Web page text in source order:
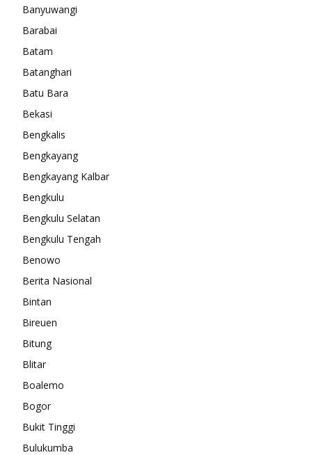
Banyuwangi
Barabai
Batam
Batanghari
Batu Bara
Bekasi
Bengkalis
Bengkayang
Bengkayang Kalbar
Bengkulu
Bengkulu Selatan
Bengkulu Tengah
Benowo
Berita Nasional
Bintan
Bireuen
Bitung
Blitar
Boalemo
Bogor
Bukit Tinggi
Bulukumba